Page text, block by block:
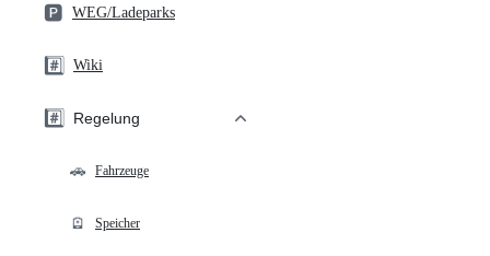
🅿️ WEG/Ladeparks
#️⃣ Wiki
#️⃣ Regelung
🚗 Fahrzeuge
🪫 Speicher